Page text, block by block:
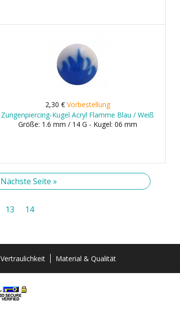
2,30 € Vorbestellung
Zungenpiercing-Kugel Acryl Flamme Blau / Weiß
Größe: 1.6 mm / 14 G - Kugel: 06 mm
Nächste Seite »
13 14
Vertraulichkeit Material & Qualität